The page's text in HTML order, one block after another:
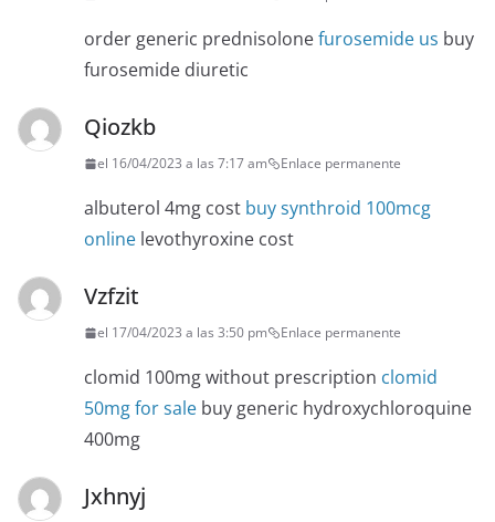
order generic prednisolonefurosemide us buy
furosemide diuretic
Qiozkb
el 16/04/2023 a las 7:17 am Enlace permanente
albuterol 4mg cost buy synthroid 100mcg
online levothyroxine cost
Vzfzit
el 17/04/2023 a las 3:50 pm Enlace permanente
clomid 100mg without prescription clomid
50mg for sale buy generic hydroxychloroquine
400mg
Jxhnyj